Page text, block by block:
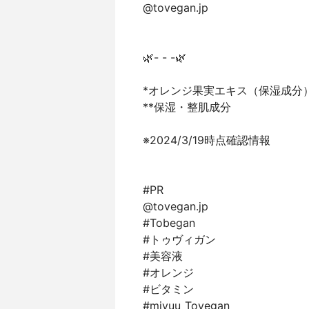
@tovegan.jp
🌿- - -🌿
*オレンジ果実エキス（保湿成分
**保湿・整肌成分
※2024/3/19時点確認情報
#PR
@tovegan.jp
#Tobegan
#トゥヴィガン
#美容液
#オレンジ
#ビタミン
#miyuu_Tovegan